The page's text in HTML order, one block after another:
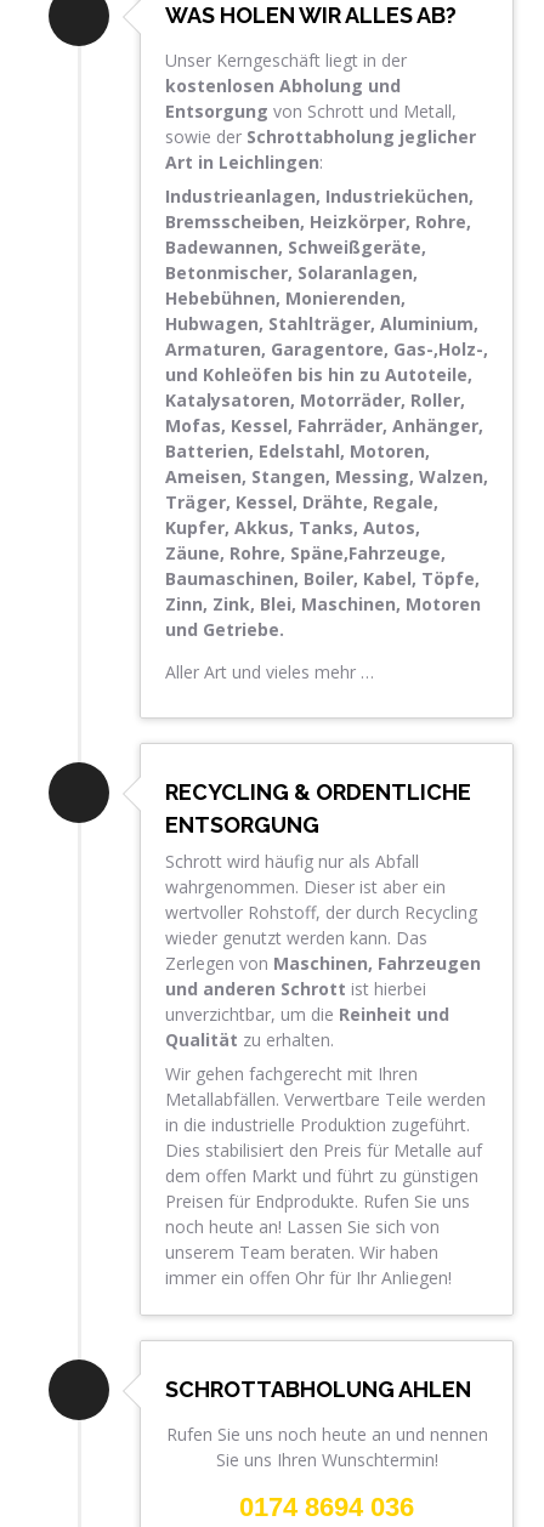
WAS HOLEN WIR ALLES AB?
Unser Kerngeschäft liegt in der
kostenlosen Abholung und
Entsorgung von Schrott und Metall,
sowie der Schrottabholung jeglicher
Art in Leichlingen:
Industrieanlagen, Industrieküchen,
Bremsscheiben, Heizkörper, Rohre,
Badewannen, Schweißgeräte,
Betonmischer, Solaranlagen,
Hebebühnen, Monierenden,
Hubwagen, Stahlträger, Aluminium,
Armaturen, Garagentore, Gas-,Holz-,
und Kohleöfen bis hin zu Autoteile,
Katalysatoren, Motorräder, Roller,
Mofas, Kessel, Fahrräder, Anhänger,
Batterien, Edelstahl, Motoren,
Ameisen, Stangen, Messing, Walzen,
Träger, Kessel, Drähte, Regale,
Kupfer, Akkus, Tanks, Autos,
Zäune, Rohre, Späne,Fahrzeuge,
Baumaschinen, Boiler, Kabel, Töpfe,
Zinn, Zink, Blei, Maschinen, Motoren
und Getriebe.
Aller Art und vieles mehr …
RECYCLING & ORDENTLICHE
ENTSORGUNG
Schrott wird häufig nur als Abfall
wahrgenommen. Dieser ist aber ein
wertvoller Rohstoff, der durch Recycling
wieder genutzt werden kann. Das
Zerlegen von Maschinen, Fahrzeugen
und anderen Schrott ist hierbei
unverzichtbar, um die Reinheit und
Qualität zu erhalten.
Wir gehen fachgerecht mit Ihren
Metallabfällen. Verwertbare Teile werden
in die industrielle Produktion zugeführt.
Dies stabilisiert den Preis für Metalle auf
dem offen Markt und führt zu günstigen
Preisen für Endprodukte. Rufen Sie uns
noch heute an! Lassen Sie sich von
unserem Team beraten. Wir haben
immer ein offen Ohr für Ihr Anliegen!
SCHROTTABHOLUNG AHLEN
Rufen Sie uns noch heute an und nennen
Sie uns Ihren Wunschtermin!
0174 8694 036